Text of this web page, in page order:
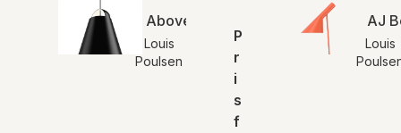
Above pendel
Louis
Poulsen
P
r
i
s
f
AJ
Louis